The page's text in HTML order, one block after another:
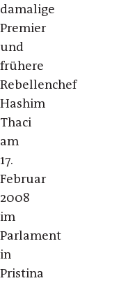
damalige
Premier
und
frühere
Rebellenchef
Hashim
Thaci
am
17.
Februar
2008
im
Parlament
in
Pristina